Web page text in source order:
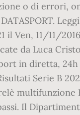
o di errori,
il Ven, 11/11/
da Luca
in diretta, 24h
Serie B
Il